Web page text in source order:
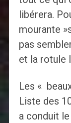
libérera.
mourante
pas
et la rotule
Les «
Liste des
a conduit